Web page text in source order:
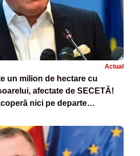
Actual
un milion de hectare cu
afectate de SECETĂ!
nici pe departe